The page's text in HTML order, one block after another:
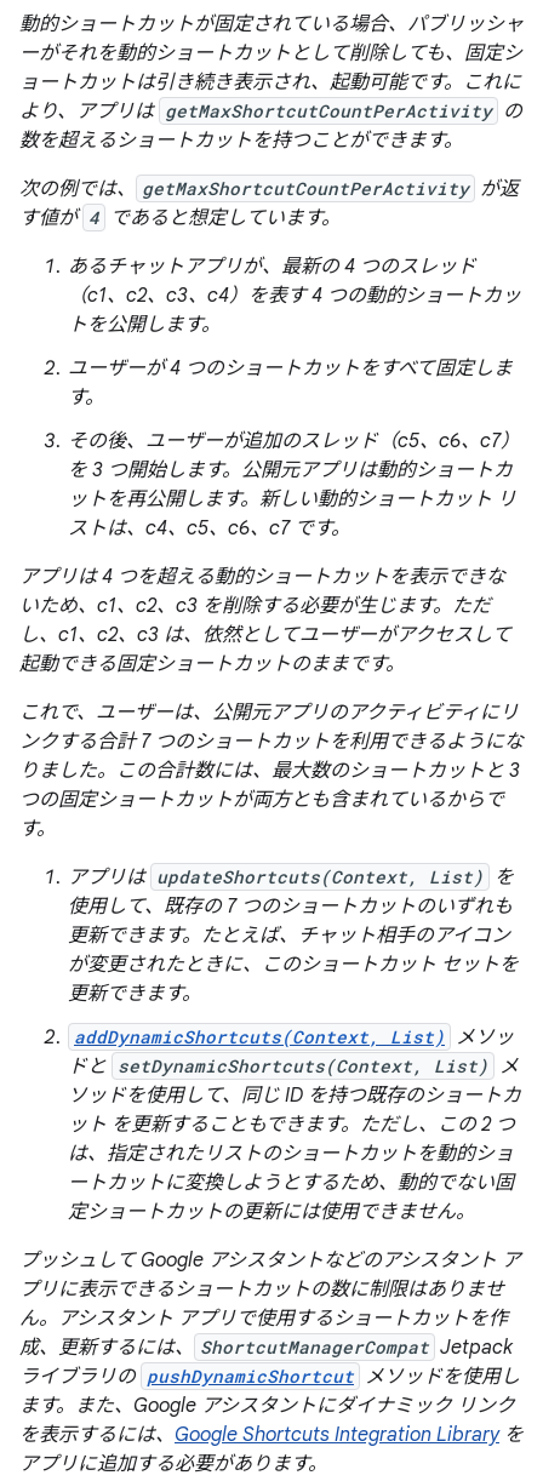
動的ショートカットが固定されている場合、パブリッシャ
ーがそれを動的ショートカットとして削除しても、固定シ
ョートカットは引き続き表示され、起動可能です。これに
より、アプリは getMaxShortcutCountPerActivity の
数を超えるショートカットを持つことができます。
次の例では、
getMaxShortcutCountPerActivity が返
す値が 4
であると想定しています。
あるチャットアプリが、最新の 4 つのスレッド
（c1、c2、c3、c4）を表す 4 つの動的ショートカッ
トを公開します。
ユーザーが 4 つのショートカットをすべて固定しま
す。
その後、ユーザーが追加のスレッド（c5、c6、c7）
を 3 つ開始します。公開元アプリは動的ショートカ
ットを再公開します。新しい動的ショートカット リ
ストは、c4、c5、c6、c7 です。
アプリは 4 つを超える動的ショートカットを表示できな
いため、c1、c2、c3 を削除する必要が生じます。ただ
し、c1、c2、c3 は、依然としてユーザーがアクセスして
起動できる固定ショートカットのままです。
これで、ユーザーは、公開元アプリのアクティビティにリ
ンクする合計 7 つのショートカットを利用できるようにな
りました。この合計数には、最大数のショートカットと 3
つの固定ショートカットが両方とも含まれているからで
す。
アプリは updateShortcuts(Context, List)
を
使用して、既存の 7 つのショートカットのいずれも
更新できます。たとえば、チャット相手のアイコン
が変更されたときに、このショートカット セットを
更新できます。
addDynamicShortcuts(Context, List)
メソッ
ドと setDynamicShortcuts(Context, List)
メ
ソッドを使用して、同じ ID を持つ既存のショートカ
ット を更新することもできます。ただし、この 2 つ
は、指定されたリストのショートカットを動的ショ
ートカットに変換しようとするため、動的でない固
定ショートカットの更新には使用できません。
プッシュして Google アシスタントなどのアシスタント ア
プリに表示できるショートカットの数に制限はありませ
ん。アシスタント アプリで使用するショートカットを作
成、更新するには、
ShortcutManagerCompat Jetpack
ライブラリの pushDynamicShortcut メソッドを使用し
ます。また、Google アシスタントにダイナミック リンク
を表示するには、 Google Shortcuts Integration Libraryを
アプリに追加する必要があります。